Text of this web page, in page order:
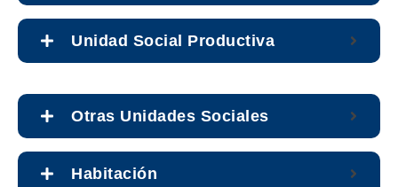
Unidad Social Productiva
Otras Unidades Sociales
Habitación